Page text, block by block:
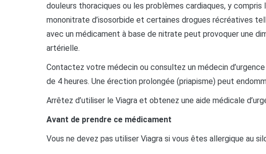
douleurs thoraciques ou les problèmes cardiaques, y
mononitrate d’isosorbide et certaines drogues récréatives
avec un médicament à base de nitrate peut provoquer une
artérielle.
Contactez votre médecin ou consultez un médecin
de 4 heures. Une érection prolongée (priapisme) peut
Arrêtez d’utiliser le Viagra et obtenez une aide médicale
Avant de prendre ce médicament
Vous ne devez pas utiliser Viagra si vous êtes allergique au